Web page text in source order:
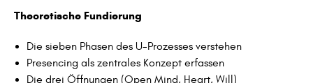
Theoretische Fundierung
Die sieben Phasen des U-Prozesses verstehen
Presencing als zentrales Konzept erfassen
Die drei Öffnungen (Open Mind, Heart, Will)